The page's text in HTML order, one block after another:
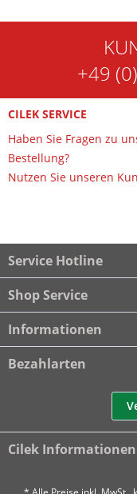
+49
CILEK SERVICE
Haben Sie Fragen zu
Bestellung?
Nutzen Sie unseren
Service Hotline
Shop Service
Informationen
Bezahlarten
Cilek Informationen